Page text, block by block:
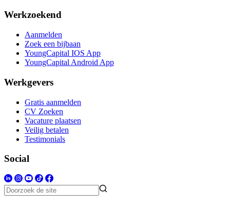
Werkzoekend
Aanmelden
Zoek een bijbaan
YoungCapital IOS App
YoungCapital Android App
Werkgevers
Gratis aanmelden
CV Zoeken
Vacature plaatsen
Veilig betalen
Testimonials
Social